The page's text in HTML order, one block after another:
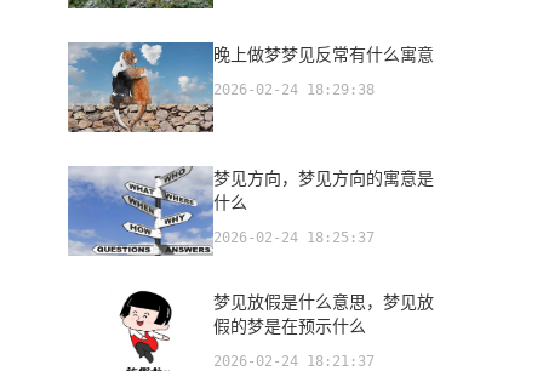
晚上做梦梦见反常有什么寓意
2026-02-24 18:29:38
梦见方向，梦见方向的寓意是
什么
2026-02-24 18:25:37
梦见放假是什么意思，梦见放
假的梦是在预示什么
2026-02-24 18:21:37